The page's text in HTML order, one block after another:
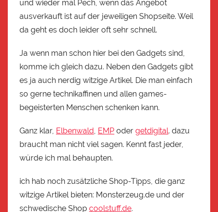
und wieder mal Pech, wenn das Angebot
ausverkauft ist auf der jeweiligen Shopseite. Weil
da geht es doch leider oft sehr schnell.
Ja wenn man schon hier bei den Gadgets sind,
komme ich gleich dazu. Neben den Gadgets gibt
es ja auch nerdig witzige Artikel. Die man einfach
so gerne technikaffinen und allen games-
begeisterten Menschen schenken kann.
Ganz klar, Elbenwald, EMP oder getdigital. dazu
braucht man nicht viel sagen. Kennt fast jeder,
würde ich mal behaupten.
ich hab noch zusätzliche Shop-Tipps, die ganz
witzige Artikel bieten: Monsterzeug.de und der
schwedische Shop coolstuff.de.